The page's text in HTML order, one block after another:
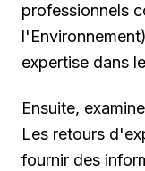
professionnels
expertise dans
Ensuite,
Les retours
fournir des